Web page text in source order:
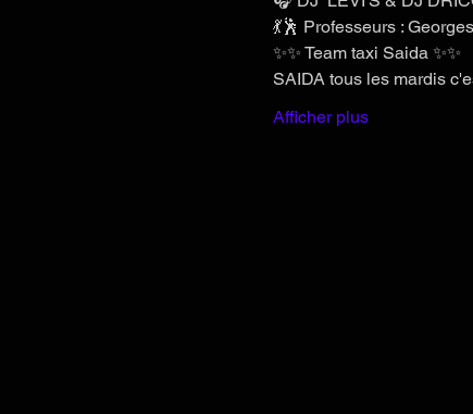
💃🕺 Professeurs :
✨✨ Team taxi Saida ✨✨
SAIDA tous les mardis
Afficher plus